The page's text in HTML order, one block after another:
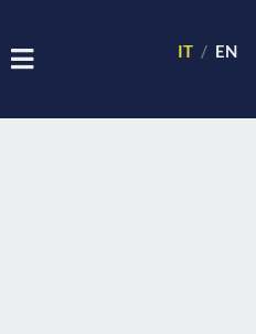
IT EN